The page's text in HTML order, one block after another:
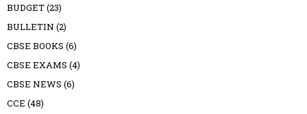
BUDGET(23)
BULLETIN (2)
CBSE BOOKS (6)
CBSE EXAMS (4)
CBSE NEWS (6)
CCE (48)